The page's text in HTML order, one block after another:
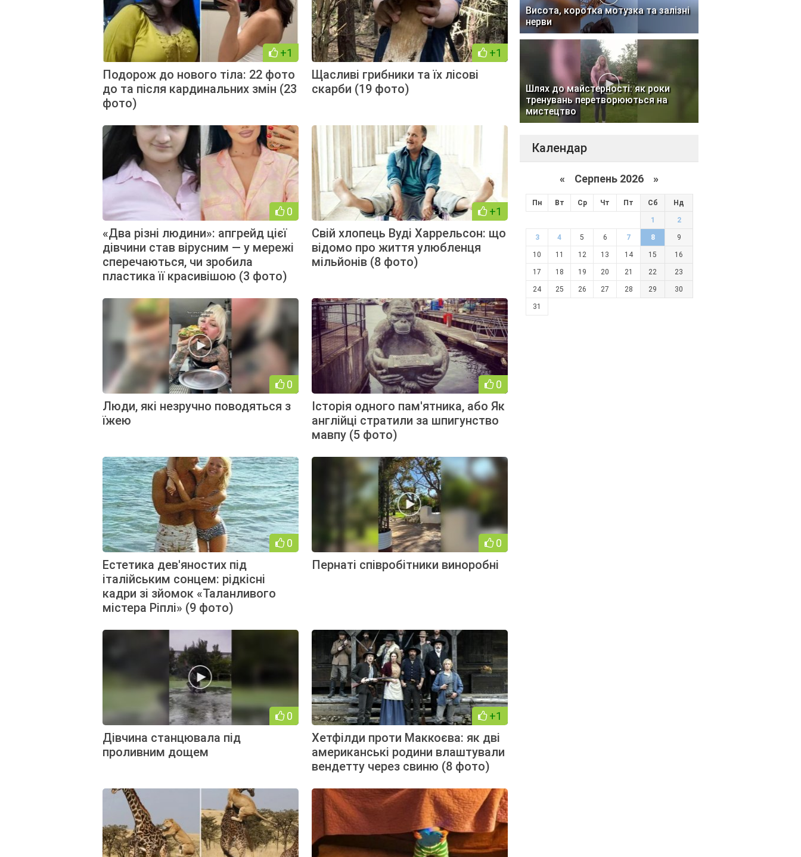
+1
Подорож до нового тіла: 22 фото
до та після кардинальних змін (23
фото)
+1
Щасливі грибники та їх лісові
скарби (19 фото)
0
«Два різні людини»: апгрейд цієї
дівчини став вірусним — у мережі
сперечаються, чи зробила
пластика її красивішою (3 фото)
+1
Свій хлопець Вуді Харрельсон: що
відомо про життя улюбленця
мільйонів (8 фото)
0
Люди, які незручно поводяться з
їжею
0
Історія одного пам'ятника, або Як
англійці стратили за шпигунство
мавпу (5 фото)
0
Естетика дев'яностих під
італійським сонцем: рідкісні
кадри зі зйомок «Таланливого
містера Ріплі» (9 фото)
0
Пернаті співробітники виноробні
0
Дівчина станцювала під
проливним дощем
+1
Хетфілди проти Маккоєва: як дві
американські родини влаштували
вендетту через свиню (8 фото)
Висота, коротка мотузка та залізні
нерви
Шлях до майстерності: як роки
тренувань перетворюються на
мистецтво
Календар
« Серпень 2026 »
Пн Вт Ср Чт Пт Сб Нд
1 2
3 4 5 6 7 8 9
10 11 12 13 14 15 16
17 18 19 20 21 22 23
24 25 26 27 28 29 30
31